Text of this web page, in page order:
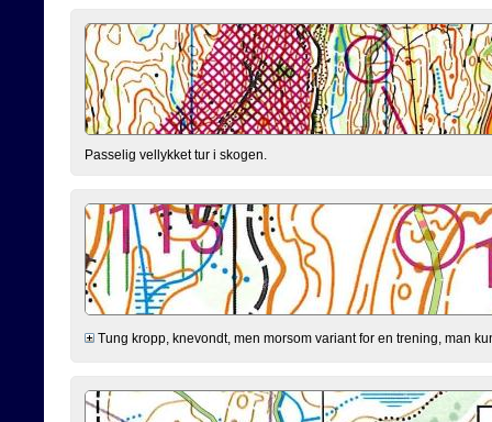
Passelig vellykket tur i skogen.
Tung kropp, knevondt, men morsom variant for en trening, man